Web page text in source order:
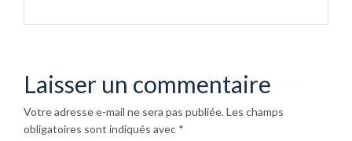
Laisser un commentaire
Votre adresse e-mail ne sera pas publiée.Les champs
obligatoires sont indiqués avec *